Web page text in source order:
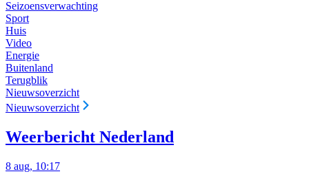
Seizoensverwachting
Sport
Huis
Video
Energie
Buitenland
Terugblik
Nieuwsoverzicht
Nieuwsoverzicht
Weerbericht Nederland
8 aug, 10:17